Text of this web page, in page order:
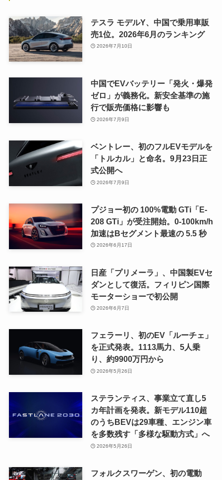
テスラ モデルY、中国で乗用車販
売1位。2026年6月のランキング
2026年7月10日
中国でEVバッテリー「発火・爆発
ゼロ」が義務化。新安全基準の施
行で販売価格に影響も
2026年7月9日
ベントレー、初のフルEVモデルを
「トルカル」と命名。9月23日正
式公開へ
2026年7月9日
プジョー初の 100%電動 GTi「E-
208 GTi」が受注開始。0-100km/h
加速はBセグメント最速の 5.5 秒
2026年6月17日
日産「プリメーラ」、中国製EVセ
ダンとして復活。フィリピン国際
モーターショーで初公開
2026年6月7日
フェラーリ、初のEV「ルーチェ」
を正式発表。1113馬力、5人乗
り、約9900万円から
2026年5月26日
ステランティス、事業立て直し5
カ年計画を発表。新モデル110超
のうちBEVは29車種、エンジン車
を多数残す「多様な駆動方式」へ
2026年5月26日
フォルクスワーゲン、初の電動